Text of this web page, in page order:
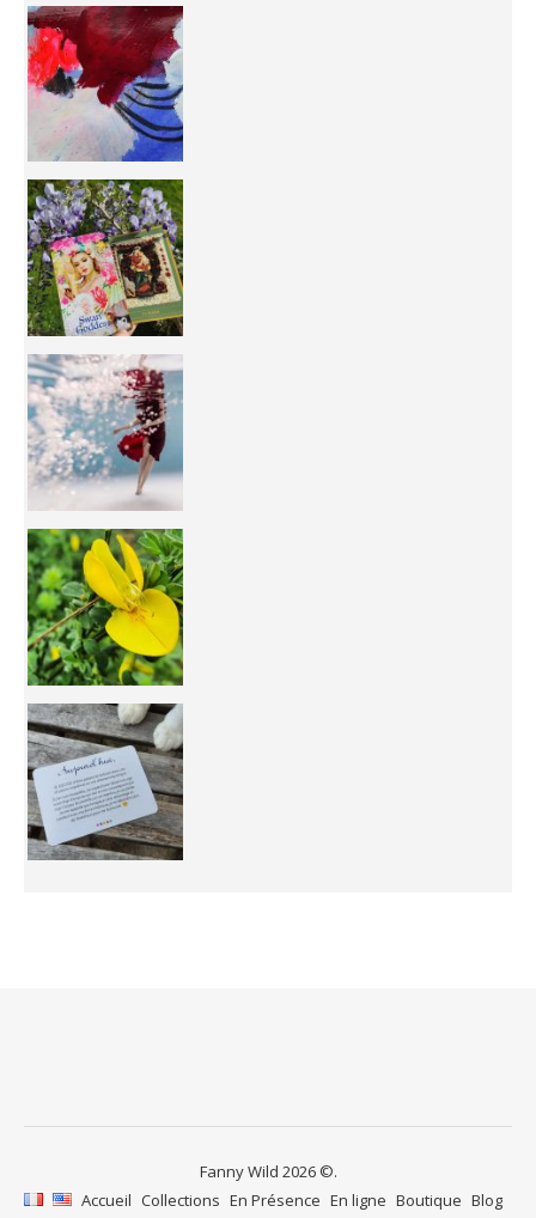
50/50 OR 100/100 ? The day after Ascension, w
Fanny Wild 2026 ©.
Accueil Collections En Présence En ligne Boutique Blog